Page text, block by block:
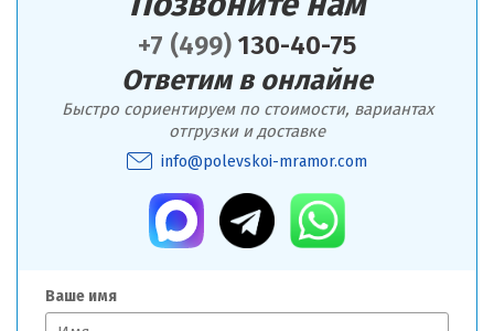
+7 (499) 130-40-75
Ответим в онлайне
Быстро сориентируем по стоимости, вариантах
отгрузки и доставке
info@polevskoi-mramor.com
Ваше имя